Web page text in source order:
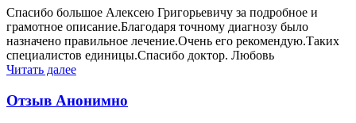
Спасибо большое Алексею Григорьевичу за подробное и
грамотное описание.Благодаря точному диагнозу было
назначено правильное лечение.Очень его рекомендую.Таких
специалистов единицы.Спасибо доктор. Любовь
Читать далее
Отзыв Анонимно